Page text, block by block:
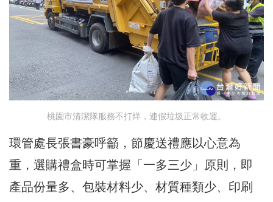
桃園市清潔隊服務不打烊，連假垃圾正常收運。
環管處長張書豪呼籲，節慶送禮應以心意為
重，選購禮盒時可掌握「一多三少」原則，即
產品份量多、包裝材料少、材質種類少、印刷